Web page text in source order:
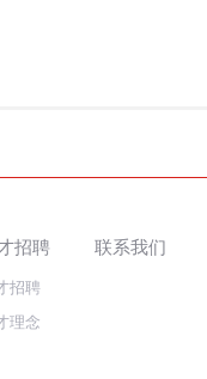
招聘
招聘
理念
联系我们